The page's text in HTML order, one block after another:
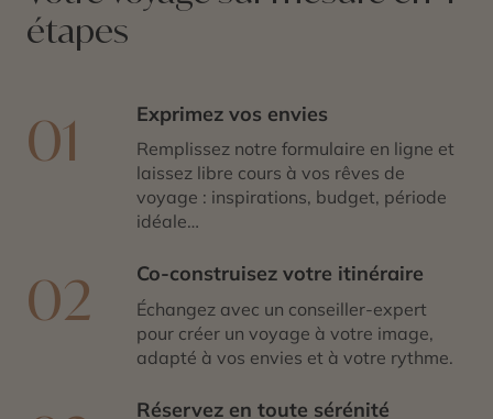
étapes
01 Exprimez vos envies
Remplissez notre formulaire en ligne et
laissez libre cours à vos rêves de
voyage : inspirations, budget, période
idéale…
02 Co-construisez votre itinéraire
Échangez avec un conseiller-expert
pour créer un voyage à votre image,
adapté à vos envies et à votre rythme.
Réservez en toute sérénité